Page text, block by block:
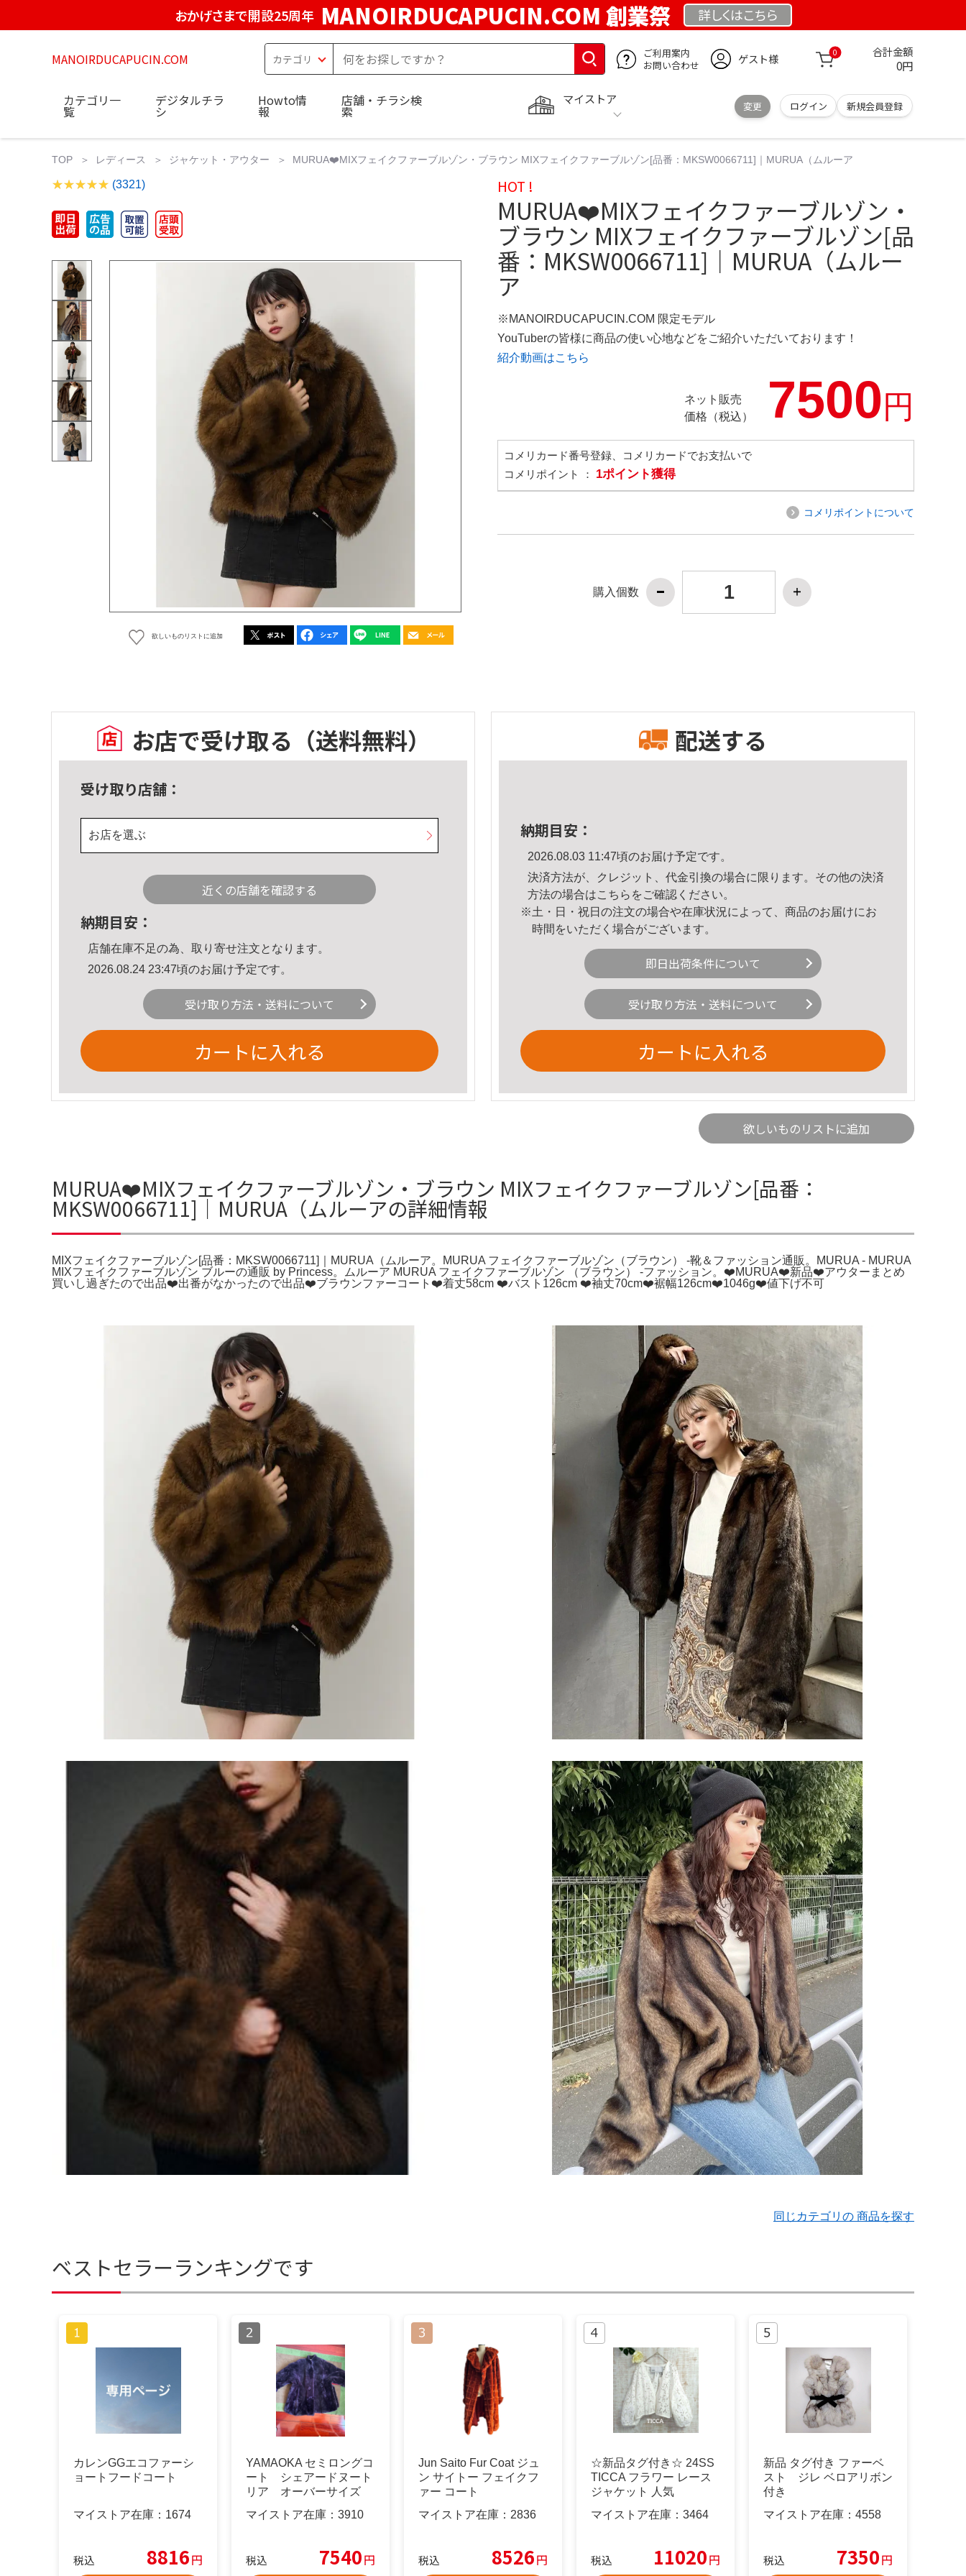
おかげさまで開設25周年 MANOIRDUCAPUCIN.COM 創業祭 詳しくはこちら
MANOIRDUCAPUCIN.COM
ご利用案内
お問い合わせ
ゲスト様 0 合計金額
0円
マイストア
変更 ログイン 新規会員登録
カテゴリ一
覧
デジタルチラ
シ
Howto情
報
店舗・チラシ検
索
TOP レディース ジャケット・アウター MURUA❤️MIXフェイクファーブルゾン・ブラウン MIXフェイクファーブルゾン[品番：MKSW0066711]｜MURUA（ムルーア
(3321)
欲しいものリストに追加
HOT !
MURUA❤️MIXフェイクファーブルゾン・
ブラウン MIXフェイクファーブルゾン[品
番：MKSW0066711]｜MURUA（ムルー
ア
※MANOIRDUCAPUCIN.COM 限定モデル
YouTuberの皆様に商品の使い心地などをご紹介いただいております！
紹介動画はこちら
ネット販売
価格（税込）
7500円
コメリカード番号登録、コメリカードでお支払いで
コメリポイント ： 1ポイント獲得
コメリポイントについて
購入個数
お店で受け取る （送料無料）
受け取り店舗：
お店を選ぶ
近くの店舗を確認する
納期目安：
店舗在庫不足の為、取り寄せ注文となります。
2026.08.24 23:47頃のお届け予定です。
受け取り方法・送料について
カートに入れる
配送する
納期目安：
2026.08.03 11:47頃のお届け予定です。
決済方法が、クレジット、代金引換の場合に限ります。その他の決済
方法の場合はこちら をご確認ください。
※土・日・祝日の注文の場合や在庫状況によって、商品のお届けにお
時間をいただく場合がございます。
即日出荷条件について
受け取り方法・送料について
カートに入れる
欲しいものリストに追加
MURUA❤️MIXフェイクファーブルゾン・ブラウン MIXフェイクファーブルゾン[品番：
MKSW0066711]｜MURUA（ムルーアの詳細情報
MIXフェイクファーブルゾン[品番：MKSW0066711]｜MURUA（ムルーア。MURUA フェイクファーブルゾン（ブラウン） -靴＆ファッション通販。MURUA - MURUA
MIXフェイクファーブルゾン ブルーの通販 by Princess。ムルーア MURUA フェイクファーブルゾン （ブラウン） -ファッション。❤️MURUA❤️新品❤️アウターまとめ
買いし過ぎたので出品❤️出番がなかったので出品❤️ブラウンファーコート❤️着丈58cm ❤️バスト126cm ❤️袖丈70cm❤️裾幅126cm❤️1046g❤️値下げ不可
同じカテゴリの 商品を探す
ベストセラーランキングです
カレンGGエコファーシ
ョートフードコート
マイストア在庫： 1674
税込 8816円
YAMAOKA セミロングコ
ート シェアードヌート
リア オーバーサイズ
マイストア在庫： 3910
税込 7540円
Jun Saito Fur Coat ジュ
ン サイトー フェイクフ
ァー コート
マイストア在庫： 2836
税込 8526円
☆新品タグ付き☆ 24SS
TICCA フラワー レース
ジャケット 人気
マイストア在庫： 3464
税込 11020円
新品 タグ付き ファーベ
スト ジレ ベロアリボン
付き
マイストア在庫： 4558
税込 7350円